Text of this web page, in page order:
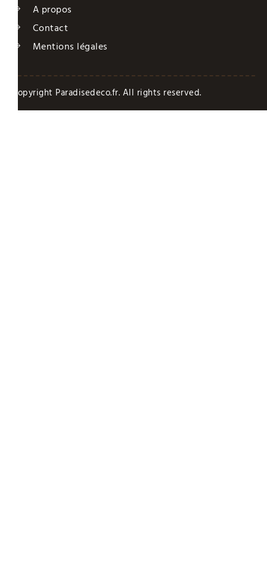
A propos
Contact
Mentions légales
Copyright Paradisedeco.fr. All rights reserved.